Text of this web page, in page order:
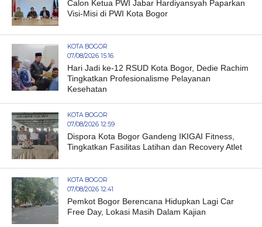
Calon Ketua PWI Jabar Hardiyansyah Paparkan
Visi-Misi di PWI Kota Bogor
KOTA BOGOR
07/08/2026 15:16
Hari Jadi ke-12 RSUD Kota Bogor, Dedie Rachim
Tingkatkan Profesionalisme Pelayanan
Kesehatan
KOTA BOGOR
07/08/2026 12:59
Dispora Kota Bogor Gandeng IKIGAI Fitness,
Tingkatkan Fasilitas Latihan dan Recovery Atlet
KOTA BOGOR
07/08/2026 12:41
Pemkot Bogor Berencana Hidupkan Lagi Car
Free Day, Lokasi Masih Dalam Kajian